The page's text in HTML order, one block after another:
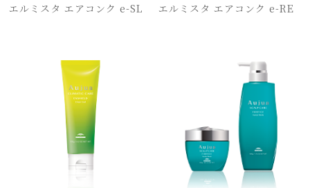
エルミスタ エアコンク e-SL エルミスタ エアコンク e-RE